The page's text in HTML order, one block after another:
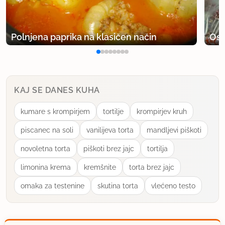
milf
član od 2009 2 sporočil
jaz ga bom tako poskušal naredit v petek...cca. 30
ljudi. javim, kak je ratal :)
milf
član od 2009 2 sporočil
19.9.2009 ob 16:38
bil je odličen :)
Polnjena paprika na klasičen način
KAJ SE DANES KUHA
kumare s krompirjem tortilje krompirjev kruh
piscanec na soli vanilijeva torta mandljevi piškoti
novoletna torta piškoti brez jajc tortilja
limonina krema kremšnite torta brez jajc
omaka za testenine skutina torta vlećeno testo